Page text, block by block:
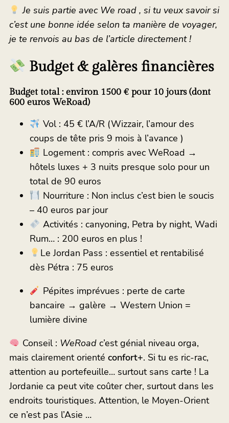
Je suis partie avec We road , si tu veux savoir si
c’est une bonne idée selon ta manière de voyager,
je te renvois au bas de l’article directement !
Budget & galères financières
Budget total : environ 1500 € pour 10 jours (dont
600 euros WeRoad)
Vol : 45 € l’A/R (Wizzair, l’amour des
coups de tête pris 9 mois à l’avance )
Logement : compris avec WeRoad →
hôtels luxes + 3 nuits presque solo pour un
total de 90 euros
Nourriture : Non inclus c’est bien le soucis
– 40 euros par jour
Activités : canyoning, Petra by night, Wadi
Rum… : 200 euros en plus !
Le Jordan Pass : essentiel et rentabilisé
dès Pétra : 75 euros
Pépites imprévues : perte de carte
bancaire → galère → Western Union =
lumière divine
Conseil : WeRoadc’est génial niveau orga,
mais clairement orienté confort+. Si tu es ric-rac,
attention au portefeuille… surtout sans carte ! La
Jordanie ca peut vite coûter cher, surtout dans les
endroits touristiques. Attention, le Moyen-Orient
ce n’est pas l’Asie …